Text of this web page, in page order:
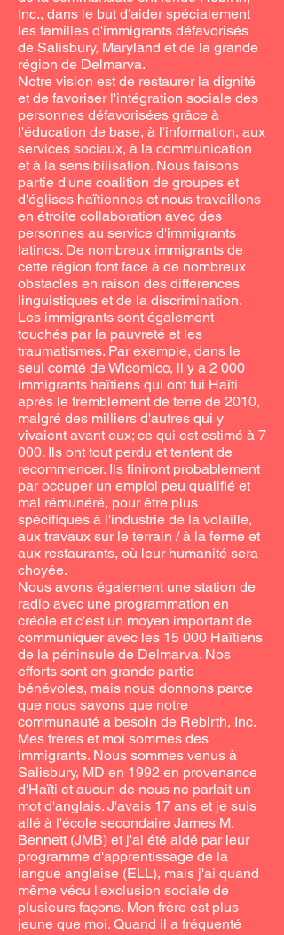
Inc., dans le but d'aider spécialement
les familles d'immigrants défavorisés
de Salisbury, Maryland et de la grande
région de Delmarva.
Notre vision est de restaurer la dignité
et de favoriser l'intégration sociale des
personnes défavorisées grâce à
l'éducation de base, à l'information, aux
services sociaux, à la communication
et à la sensibilisation. Nous faisons
partie d'une coalition de groupes et
d'églises haïtiennes et nous travaillons
en étroite collaboration avec des
personnes au service d'immigrants
latinos. De nombreux immigrants de
cette région font face à de nombreux
obstacles en raison des différences
linguistiques et de la discrimination.
Les immigrants sont également
touchés par la pauvreté et les
traumatismes. Par exemple, dans le
seul comté de Wicomico, il y a 2 000
immigrants haïtiens qui ont fui Haïti
après le tremblement de terre de 2010,
malgré des milliers d'autres qui y
vivaient avant eux; ce qui est estimé à 7
000. Ils ont tout perdu et tentent de
recommencer. Ils finiront probablement
par occuper un emploi peu qualifié et
mal rémunéré, pour être plus
spécifiques à l'industrie de la volaille,
aux travaux sur le terrain / à la ferme et
aux restaurants, où leur humanité sera
choyée.
Nous avons également une station de
radio avec une programmation en
créole et c'est un moyen important de
communiquer avec les 15 000 Haïtiens
de la péninsule de Delmarva. Nos
efforts sont en grande partie
bénévoles, mais nous donnons parce
que nous savons que notre
communauté a besoin de Rebirth, Inc.
Mes frères et moi sommes des
immigrants. Nous sommes venus à
Salisbury, MD en 1992 en provenance
d'Haïti et aucun de nous ne parlait un
mot d'anglais. J'avais 17 ans et je suis
allé à l'école secondaire James M.
Bennett (JMB) et j'ai été aidé par leur
programme d'apprentissage de la
langue anglaise (ELL), mais j'ai quand
même vécu l'exclusion sociale de
plusieurs façons. Mon frère est plus
jeune que moi. Quand il a fréquenté